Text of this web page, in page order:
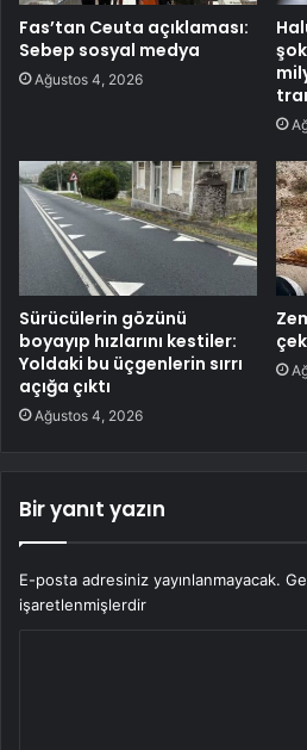
Fas’tan Ceuta açıklaması:
Sebep sosyal medya
Ağustos 4, 2026
Sürücülerin gözünü
boyayıp hızlarını kestiler:
Yoldaki bu üçgenlerin sırrı
açığa çıktı
Ağustos 4, 2026
Bir yanıt yazın
E-posta adresiniz yayınlanmayacak.
işaretlenmişlerdir